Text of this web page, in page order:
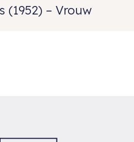
(1952) – Vrouw